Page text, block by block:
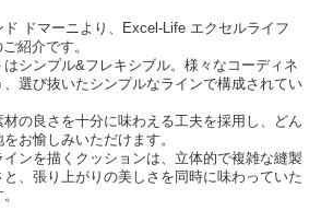
ドマーニより、Excel-Life エクセルライフ
紹介です。
シンプル&フレキシブル。様々なコーディネ
選び抜いたシンプルなラインで構成されてい
の良さを十分に味わえる工夫を採用し、どん
お愉しみいただけます。
ンを描くクッションは、立体的で複雑な縫製
、張り上がりの美しさを同時に味わっていた